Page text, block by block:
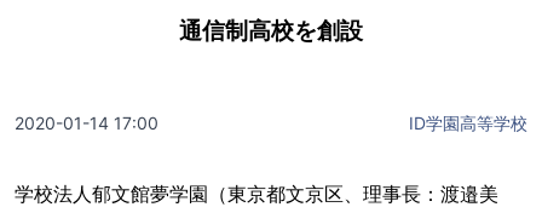
通信制高校を創設
2020-01-14 17:00 ID学園高等学校
学校法人郁文館夢学園（東京都文京区、理事長：渡邉美